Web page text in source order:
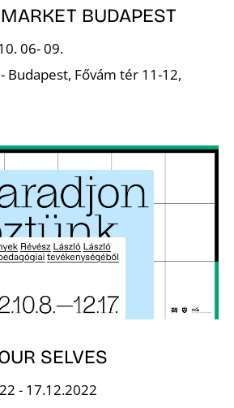
BUDAPEST
06- 09.
Budapest, Fővám tér 11-12,
SELVES
- 17.12.2022